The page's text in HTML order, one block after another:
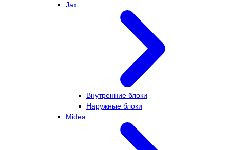
Jax
Внутренние блоки
Наружные блоки
Midea